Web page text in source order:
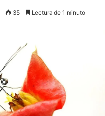
35 Lectura de 1 minuto